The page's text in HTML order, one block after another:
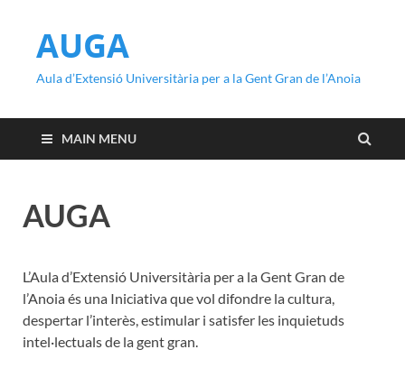
AUGA
Aula d’Extensió Universitària per a la Gent Gran de l’Anoia
MAIN MENU
AUGA
L’Aula d’Extensió Universitària per a la Gent Gran de
l’Anoia és una Iniciativa que vol difondre la cultura,
despertar l’interès, estimular i satisfer les inquietuds
intel·lectuals de la gent gran.